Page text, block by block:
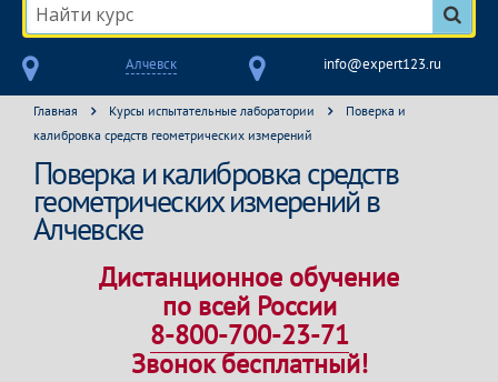
Найти курс
Алчевск info@expert123.ru
Главная Курсы испытательные лаборатории
Поверка и
калибровка средств геометрических измерений
Поверка и калибровка средств
геометрических измерений в
Алчевске
Дистанционное обучение
по всей России
8-800-700-23-71
Звонок бесплатный!